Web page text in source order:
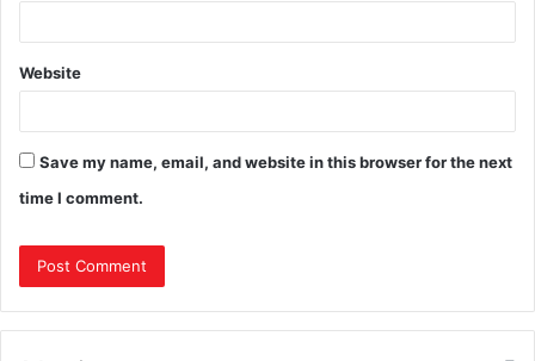
Website
Save my name, email, and website in this browser for the next
time I comment.